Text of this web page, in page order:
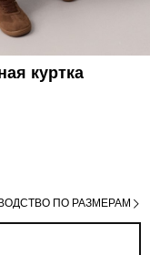
куртка
ПО РАЗМЕРАМ